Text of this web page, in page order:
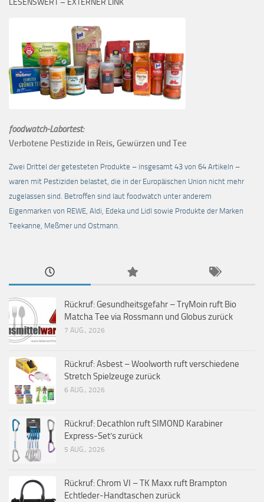
LESENSWERT – EXTERNER LINK
foodwatch-Labortest:
Verbotene Pestizide in Reis, Gewürzen und Tee
Zwei Drittel der getesteten Produkte – insgesamt 43 von 64 Artikeln –
waren mit Pestiziden belastet, die in der Europäischen Union nicht mehr
zugelassen sind. Betroffen sind laut foodwatch unter anderem
Eigenmarken von REWE, Aldi, Edeka und Lidl sowie Produkte der Marken
Teekanne, Meßmer und Ostmann.
Rückruf: Gesundheitsgefahr – TryMoin ruft Bio
Matcha Tee via Rossmann und Globus zurück
7 AUG., 2026
Rückruf: Asbest – Woolworth ruft verschiedene
Stretch Spielzeuge zurück
6 AUG., 2026
Rückruf: Decathlon ruft SIMOND Karabiner
Express-Set’s zurück
5 AUG., 2026
Rückruf: Chrom VI – TK Maxx ruft Brampton
Echtleder-Handtaschen zurück